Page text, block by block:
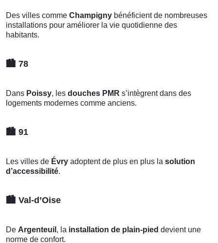
Des villes comme Champigny bénéficient de nombreuses
installations pour améliorer la vie quotidienne des
habitants.
🏙️ 78
Dans Poissy, les douches PMR s’intègrent dans des
logements modernes comme anciens.
🏙️ 91
Les villes de Évry adoptent de plus en plus la solution
d’accessibilité.
🏙️ Val-d’Oise
De Argenteuil , la installation de plain-pied devient une
norme de confort.